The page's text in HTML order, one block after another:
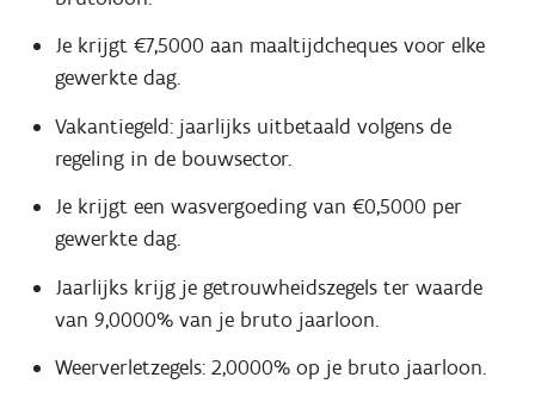
Je krijgt €7,5000 aan maaltijdcheques voor elke
gewerkte dag.
Vakantiegeld: jaarlijks uitbetaald volgens de
regeling in de bouwsector.
Je krijgt een wasvergoeding van €0,5000 per
gewerkte dag.
Jaarlijks krijg je getrouwheidszegels ter waarde
van 9,0000% van je bruto jaarloon.
Weerverletzegels: 2,0000% op je bruto jaarloon.